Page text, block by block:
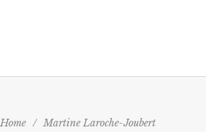
Home / Martine Laroche-Joubert